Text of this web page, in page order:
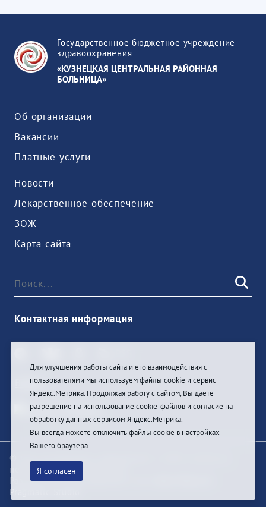
Государственное бюджетное учреждение
здравоохранения
«КУЗНЕЦКАЯ ЦЕНТРАЛЬНАЯ РАЙОННАЯ
БОЛЬНИЦА»
Об организации
Вакансии
Платные услуги
Новости
Лекарственное обеспечение
ЗОЖ
Карта сайта
Контактная информация
Войти
© При цитировании информации с сайта ссылка на
первоисточник обязательна
Разработка и техподдержка сайта
Pragmatic Studio
Для улучшения работы сайта и его взаимодействия с
пользователями мы используем файлы cookie и сервис
Яндекс.Метрика. Продолжая работу с сайтом, Вы даете
разрешение на использование cookie-файлов и согласие на
обработку данных сервисом Яндекс.Метрика.
Вы всегда можете отключить файлы cookie в настройках
Вашего браузера.
Я согласен